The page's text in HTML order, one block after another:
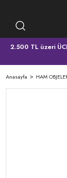
2.500 TL üzeri
Anasayfa HAM